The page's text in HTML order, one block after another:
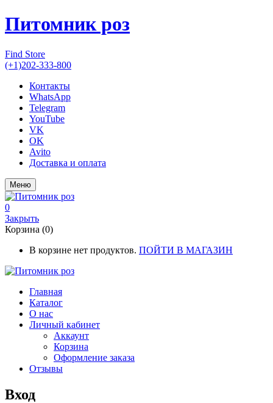
Питомник роз
Find Store
(+1)202-333-800
Контакты
WhatsApp
Telegram
YouTube
VK
OK
Avito
Доставка и оплата
Меню
0
Закрыть
Корзина (0)
В корзине нет продуктов. ПОЙТИ В МАГАЗИН
Главная
Каталог
О нас
Личный кабинет
Аккаунт
Корзина
Оформление заказа
Отзывы
Вход